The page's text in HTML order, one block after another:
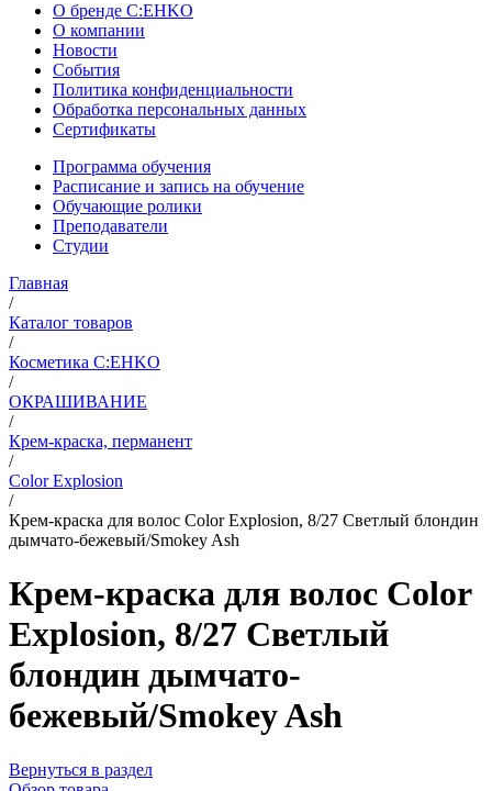
О бренде C:EHKO
О компании
Новости
События
Политика конфиденциальности
Обработка персональных данных
Сертификаты
Программа обучения
Расписание и запись на обучение
Обучающие ролики
Преподаватели
Студии
Главная
/
Каталог товаров
/
Косметика C:EHKO
/
ОКРАШИВАНИЕ
/
Крем-краска, перманент
/
Color Explosion
/
Крем-краска для волос Color Explosion, 8/27 Светлый блондин
дымчато-бежевый/Smokey Ash
Крем-краска для волос Color
Explosion, 8/27 Светлый
блондин дымчато-
бежевый/Smokey Ash
Вернуться в раздел